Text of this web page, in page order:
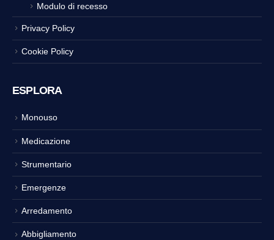
Modulo di recesso
Privacy Policy
Cookie Policy
ESPLORA
Monouso
Medicazione
Strumentario
Emergenze
Arredamento
Abbigliamento